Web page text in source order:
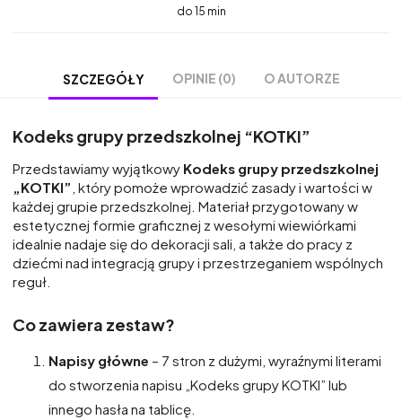
do 15 min
SZCZEGÓŁY OPINIE (0) O AUTORZE
Kodeks grupy przedszkolnej “KOTKI”
Przedstawiamy wyjątkowy Kodeks grupy przedszkolnej
„KOTKI” , który pomoże wprowadzić zasady i wartości w
każdej grupie przedszkolnej. Materiał przygotowany w
estetycznej formie graficznej z wesołymi wiewiórkami
idealnie nadaje się do dekoracji sali, a także do pracy z
dziećmi nad integracją grupy i przestrzeganiem wspólnych
reguł.
Co zawiera zestaw?
Napisy główne – 7 stron z dużymi, wyraźnymi literami
do stworzenia napisu „Kodeks grupy KOTKI” lub
innego hasła na tablicę.